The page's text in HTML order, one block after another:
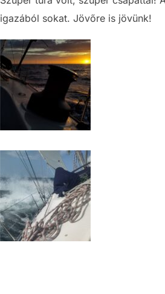
igazából sokat. Jövőre is jövünk!